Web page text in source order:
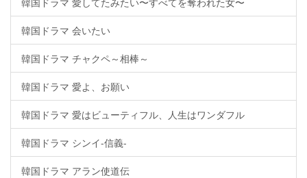
韓国ドラマ 会いたい
韓国ドラマ チャクペ～相棒～
韓国ドラマ 愛よ、お願い
韓国ドラマ 愛はビューティフル、人生はワンダフル
韓国ドラマ シンイ-信義-
韓国ドラマ アラン使道伝